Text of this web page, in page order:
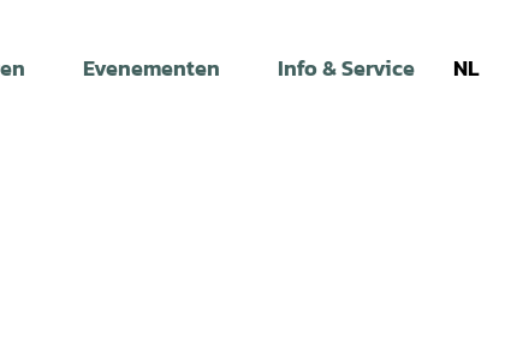
Evenementen Info & Service NL